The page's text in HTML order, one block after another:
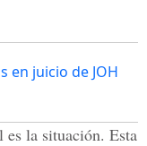
en juicio de JOH
es la situación. Esta